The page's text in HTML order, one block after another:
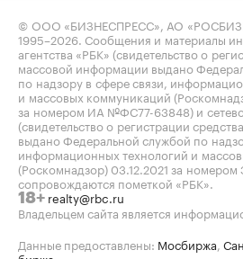
© ООО «БИЗНЕСПРЕСС», АО
1995–2026 . Сообщения и материалы
агентства «РБК» (свидетельство о
массовой информации выдано
по надзору в сфере связи,
и массовых коммуникаций
за номером ИА №ФС77-63848) и
(свидетельство о регистрации
выдано Федеральной службой по
информационных технологий и
(Роскомнадзор) 03.12.2021 за
сопровождаются пометкой «РБК».
18+ realty@rbc.ru
Владельцем сайта является
Данные предоставлены: Мосбиржа